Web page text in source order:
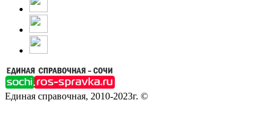
Единая справочная, 2010-2023г. ©